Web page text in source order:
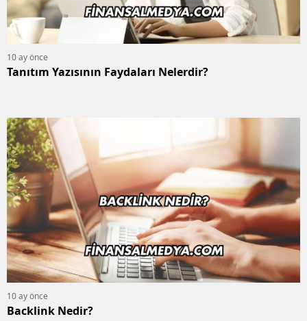
10 ay önce
Tanıtım Yazısının Faydaları Nelerdir?
10 ay önce
Backlink Nedir?